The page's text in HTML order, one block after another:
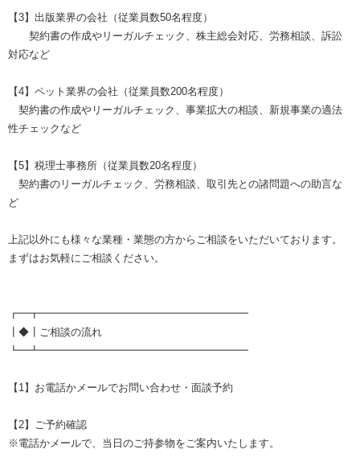
【3】出版業界の会社（従業員数50名程度）
契約書の作成やリーガルチェック、株主総会対応、労務相談、訴訟
対応など
【4】ペット業界の会社（従業員数200名程度）
契約書の作成やリーガルチェック、事業拡大の相談、新規事業の適法
性チェックなど
【5】税理士事務所（従業員数20名程度）
契約書のリーガルチェック、労務相談、取引先との諸問題への助言な
ど
上記以外にも様々な業種・業態の方からご相談をいただいております。
まずはお気軽にご相談ください。
┏━┳━━━━━━━━━━━━━━━━━━━━
┃◆┃ご相談の流れ
┗━┻━━━━━━━━━━━━━━━━━━━━
【1】お電話かメールでお問い合わせ・面談予約
【2】ご予約確認
※電話かメールで、当日のご持参物をご案内いたします。